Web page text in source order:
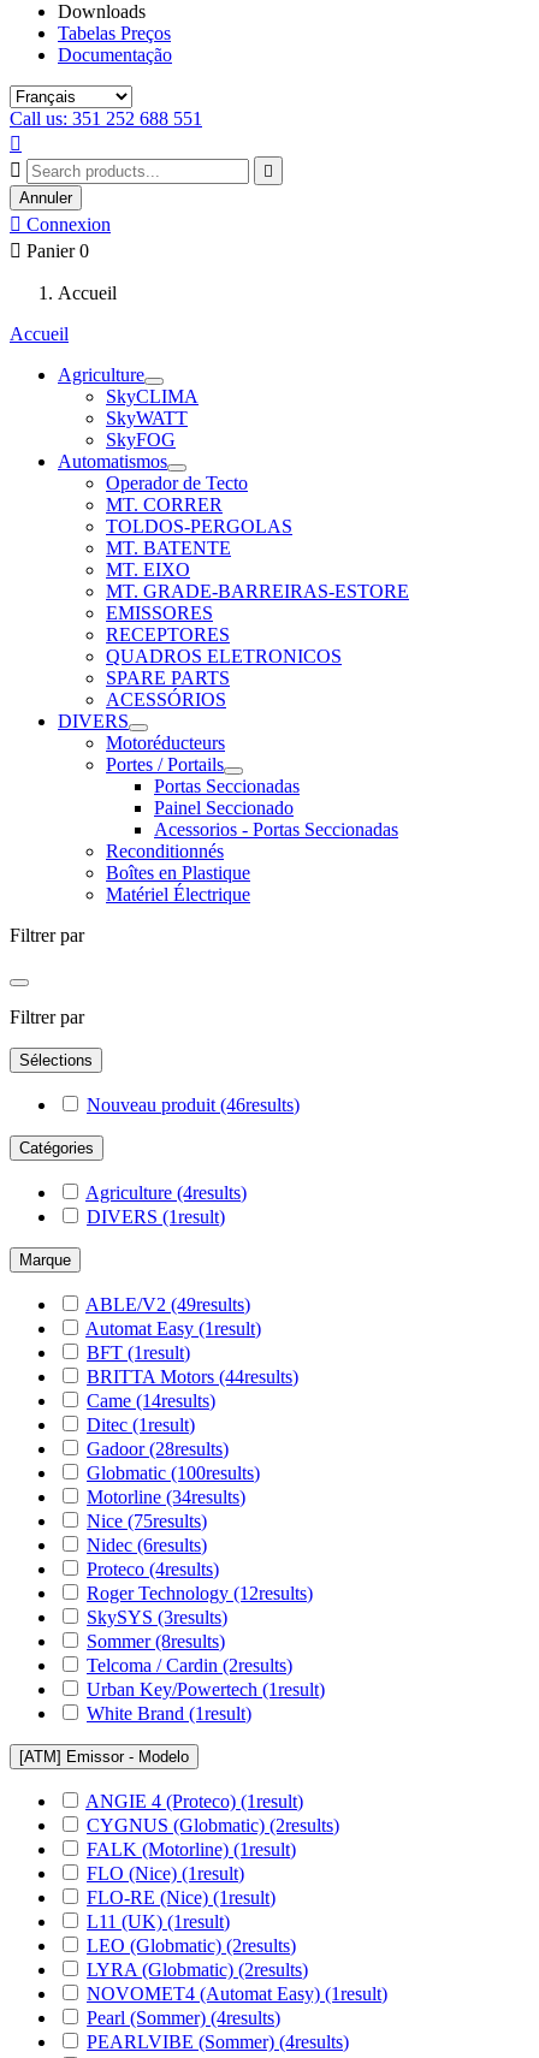
Downloads
Tabelas Preços
Documentação
Call us: 351 252 688 551



Annuler
 Connexion
 Panier 0
Accueil
Accueil
Agriculture
SkyCLIMA
SkyWATT
SkyFOG
Automatismos
Operador de Tecto
MT. CORRER
TOLDOS-PERGOLAS
MT. BATENTE
MT. EIXO
MT. GRADE-BARREIRAS-ESTORE
EMISSORES
RECEPTORES
QUADROS ELETRONICOS
SPARE PARTS
ACESSÓRIOS
DIVERS
Motoréducteurs
Portes / Portails
Portas Seccionadas
Painel Seccionado
Acessorios - Portas Seccionadas
Reconditionnés
Boîtes en Plastique
Matériel Électrique
Filtrer par
Filtrer par
Sélections
Nouveau produit (46results)
Catégories
Agriculture (4results)
DIVERS (1result)
Marque
ABLE/V2 (49results)
Automat Easy (1result)
BFT (1result)
BRITTA Motors (44results)
Came (14results)
Ditec (1result)
Gadoor(28results)
Globmatic (100results)
Motorline (34results)
Nice (75results)
Nidec (6results)
Proteco (4results)
Roger Technology (12results)
SkySYS (3results)
Sommer(8results)
Telcoma / Cardin (2results)
Urban Key/Powertech (1result)
White Brand (1result)
[ATM] Emissor - Modelo
ANGIE 4 (Proteco) (1result)
CYGNUS (Globmatic) (2results)
FALK (Motorline) (1result)
FLO (Nice) (1result)
FLO-RE (Nice) (1result)
L11 (UK) (1result)
LEO (Globmatic) (2results)
LYRA (Globmatic) (2results)
NOVOMET4 (Automat Easy) (1result)
Pearl (Sommer) (4results)
PEARLVIBE (Sommer) (4results)